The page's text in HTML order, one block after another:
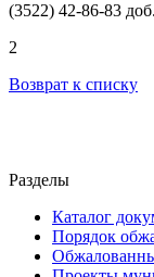
(3522) 42-86-83
2
Возврат к списку
Разделы
Каталог
Порядок